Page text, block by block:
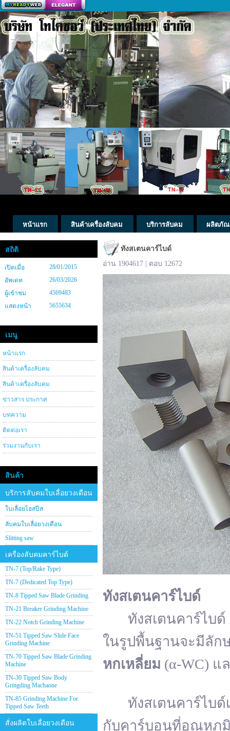
สร้างเว็บ
หน้าแรก สินค้าเครื่องลับคม บริการลับคม ผลิตภัณ
สถิติ
เปิดเมื่อ
28/01/2015
อัพเดท
26/03/2026
ผู้เข้าชม
4569483
แสดงหน้า
5655634
เมนู
หน้าแรก
สินค้าเครื่องลับคม
สินค้าเครื่องลับคม
ข่าวสาร ประกาศ
บทความ
ติดต่อเรา
ร่วมงานกับเรา
สินค้า
บริการลับคมใบเลื่อยวงเดือน
ใบเลื่อยไฮสปีส
ลับคมใบเลื่อยวงเดือน
Slitting saw
เครื่องลับคมคาร์ไบด์
TN-7 (Top/Rake Type)
TN-7 (Dedicated Top Type)
TN-8 Tipped Saw Blade Grinding
TN-21 Breaker Grinding Machine
TN-22 Notch Grinding Machine
TN-51 Tipped Saw Slide Face
Grinding Machine
TN-70 Tipped Saw Blade Grinding
Machine
TN-30 Tipped Saw Body
Gringding Machaone
TN-85 Grinding Machine For
Tipped Saw Teeth
สั่งผลิตใบเลื่อยวงเดือน
ทังสเตนคาร์ไบด์
อ่าน 1904617 | ตอบ 12672
ทังสเตนคาร์ไบด์
ทังสเตนคาร์ไบด์ (
ในรูปพื้นฐานจะมีลัก
หกเหลี่ยม (α-WC) แ
ทังสเตนคาร์ไบด์เ
กับคาร์บอนที่อุณหภูมิ